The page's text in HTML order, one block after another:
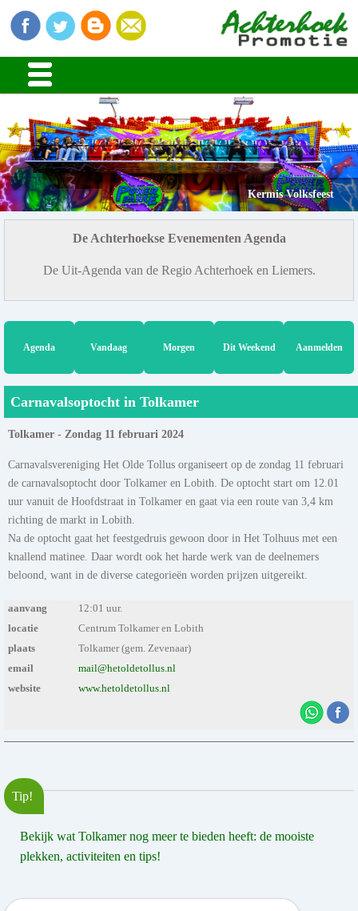
Kermis Volksfeest
De Achterhoekse Evenementen Agenda
De Uit-Agenda van de Regio Achterhoek en Liemers.
Agenda Vandaag Morgen Dit Weekend Aanmelden
Carnavalsoptocht in Tolkamer
Tolkamer - Zondag 11 februari 2024
Carnavalsvereniging Het Olde Tollus organiseert op de zondag 11 februari
de carnavalsoptocht door Tolkamer en Lobith. De optocht start om 12.01
uur vanuit de Hoofdstraat in Tolkamer en gaat via een route van 3,4 km
richting de markt in Lobith.
Na de optocht gaat het feestgedruis gewoon door in Het Tolhuus met een
knallend matinee. Daar wordt ook het harde werk van de deelnemers
beloond, want in de diverse categorieën worden prijzen uitgereikt.
aanvang
12:01 uur.
locatie
Centrum Tolkamer en Lobith
plaats
Tolkamer (gem. Zevenaar)
email
mail@hetoldetollus.nl
website
www.hetoldetollus.nl
Tip!
Bekijk wat Tolkamer nog meer te bieden heeft: de mooiste
plekken, activiteiten en tips!